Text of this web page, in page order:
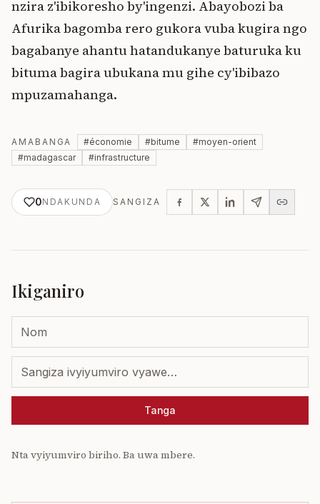
nzira z'ibikoresho by'ingenzi. Abayobozi ba
Afurika bagomba rero gukora vuba kugira ngo
bagabanye ahantu hatandukanye baturuka ku
bituma bagira ubukana mu gihe cy'ibibazo
mpuzamahanga.
AMABANGA #économie #bitume #moyen-orient
#madagascar #infrastructure
0NDAKUNDA SANGIZA
Ikiganiro
Tanga
Nta vyiyumviro biriho. Ba uwa mbere.